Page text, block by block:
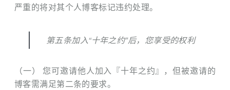
严重的将对其个人博客标记违约处理。
第五条加入“十年之约”后，您享受的权利
（一） 您可邀请他人加入『十年之约』，但被邀请的
博客需满足第二条的要求。